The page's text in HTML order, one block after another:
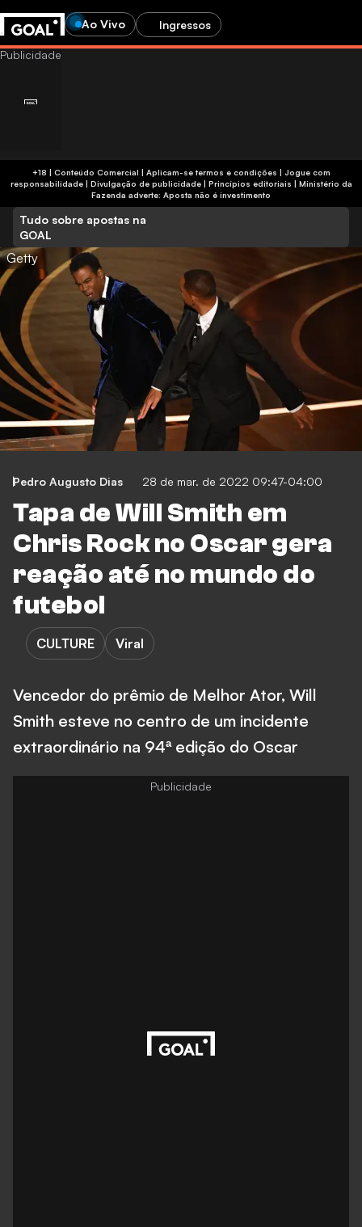
Ao Vivo Ingressos
+18 | Conteúdo Comercial | Aplicam-se termos e condições | Jogue com
responsabilidade| Divulgação de publicidade| Princípios editoriais | Ministério da
Fazenda adverte: Aposta não é investimento
Tudo sobre apostas na
GOAL
Getty
Pedro Augusto Dias 28 de mar. de 2022 09:47-04:00
Tapa de Will Smith em
Chris Rock no Oscar gera
reação até no mundo do
futebol
CULTURE Viral
Vencedor do prêmio de Melhor Ator, Will
Smith esteve no centro de um incidente
extraordinário na 94ª edição do Oscar